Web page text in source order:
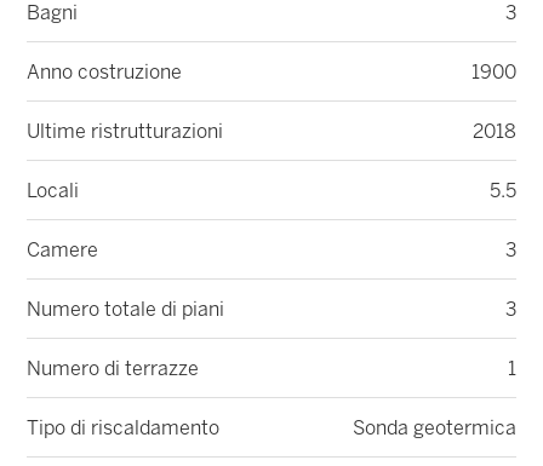
Bagni 3
Anno costruzione 1900
Ultime ristrutturazioni 2018
Locali 5.5
Camere 3
Numero totale di piani 3
Numero di terrazze 1
Tipo di riscaldamento Sonda geotermica